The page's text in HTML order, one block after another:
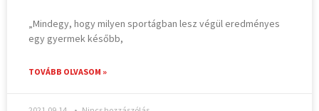
„Mindegy, hogy milyen sportágban lesz végül eredményes
egy gyermek később,
TOVÁBB OLVASOM »